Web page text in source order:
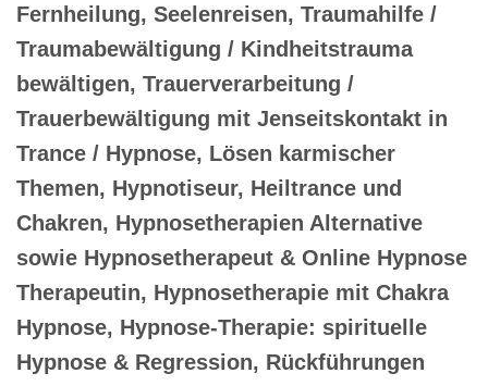
Fernheilung, Seelenreisen, Traumahilfe /
Traumabewältigung / Kindheitstrauma
bewältigen, Trauerverarbeitung /
Trauerbewältigung mit Jenseitskontakt in
Trance / Hypnose, Lösen karmischer
Themen, Hypnotiseur, Heiltrance und
Chakren, Hypnosetherapien Alternative
sowie Hypnosetherapeut & Online Hypnose
Therapeutin, Hypnosetherapie mit Chakra
Hypnose, Hypnose-Therapie: spirituelle
Hypnose & Regression, Rückführungen